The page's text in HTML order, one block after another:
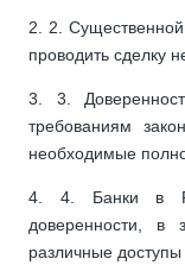
2.
проводить сделку
3.
требованиям
необходимые
4. Банки в
доверенности, в
различные доступы